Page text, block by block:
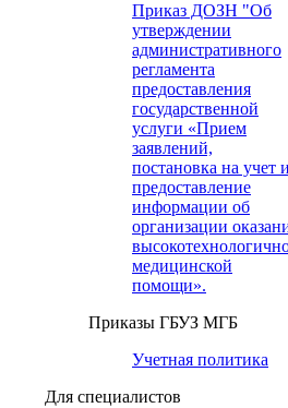
Приказ ДОЗН "Об
утверждении
административного
регламента
предоставления
государственной
услуги «Прием
заявлений,
постановка на учет и
предоставление
информации об
организации
медицинской
помощи».
Приказы ГБУЗ МГБ
Учетная политика
Для специалистов